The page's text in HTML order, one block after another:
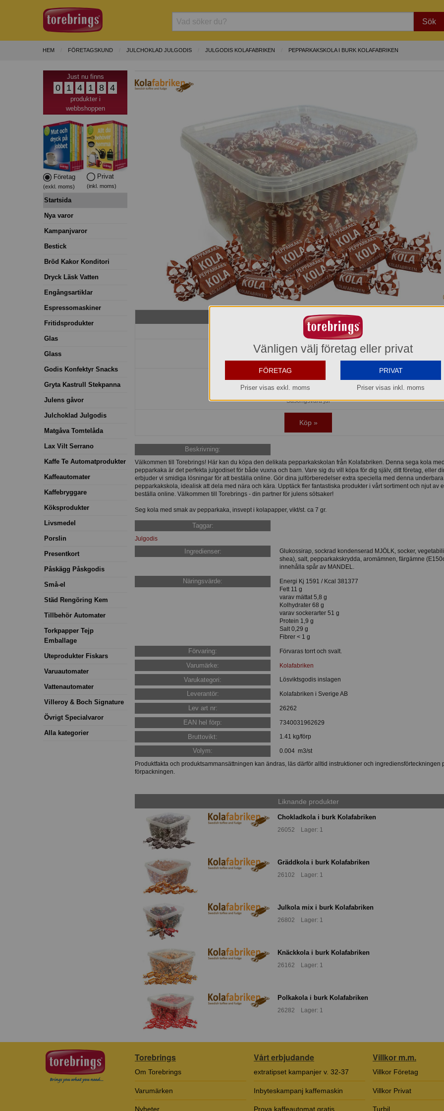
Sök
HEM FÖRETAGSKUND JULCHOKLAD JULGODIS JULGODIS KOLAFABRIKEN PEPPARKAKSKOLA I BURK KOLAFABRIKEN
Just nu finns
0 1 4 1 8 4
produkter i
webbshoppen
Företag
(exkl. moms)
Privat
(inkl. moms)
Startsida
Nya varor
Kampanjvaror
Bestick
Bröd Kakor Konditori
Dryck Läsk Vatten
Engångsartiklar
Espressomaskiner
Fritidsprodukter
Glas
Glass
Godis Konfektyr Snacks
Gryta Kastrull Stekpanna
Julens gåvor
Julchoklad Julgodis
Matgåva Tomtelåda
Lax Vilt Serrano
Kaffe Te Automatprodukter
Kaffeautomater
Kaffebryggare
Köksprodukter
Livsmedel
Porslin
Presentkort
Påskägg Påskgodis
Små-el
Städ Rengöring Kem
Tillbehör Automater
Torkpapper Tejp
Emballage
Uteprodukter Fiskars
Varuautomater
Vattenautomater
Villeroy & Boch Signature
Övrigt Specialvaror
Alla kategorier
Pepparkakskola i burk Kolafabriken
26262
131,00 kr
Hel förpackning =1*1,3 kg
Lager: 1 förp.
Säsongsvara jul
Köp »
Beskrivning:
Välkommen till Torebrings! Här kan du köpa den delikata pepparkakskolan från Kolafabriken. Denna sega kola
pepparkaka är det perfekta julgodiset för både vuxna och barn. Vare sig du vill köpa för dig själv, ditt företag, eller
erbjuder vi smidiga lösningar för att beställa online. Gör dina julförberedelser extra speciella med denna underbara
pepparkakskola, idealisk att dela med nära och kära. Upptäck fler fantastiska produkter i vårt sortiment och njut av
beställa online. Välkommen till Torebrings - din partner för julens sötsaker!
Seg kola med smak av pepparkaka, insvept i kolapapper, vikt/st. ca 7 gr.
Taggar:
Julgodis
Ingredienser:
Glukossirap, sockrad kondenserad MJÖLK, socker,
shea), salt, pepparkakskrydda, aromämnen, färgämne
innehålla spår av MANDEL.
Näringsvärde:
Energi Kj 1591 / Kcal 381377
Fett 11 g
varav mättat 5,8 g
Kolhydrater 68 g
varav sockerarter 51 g
Protein 1,9 g
Salt 0,29 g
Fibrer < 1 g
Förvaring: Förvaras torrt och svalt.
Varumärke: Kolafabriken
Varukategori: Lösviktsgodis inslagen
Leverantör: Kolafabriken i Sverige AB
Lev art nr: 26262
EAN hel förp: 7340031962629
Bruttovikt: 1.41 kg/förp
Volym:
0.004 m3/st
Produktfakta och produktsammansättningen kan ändras, läs därför alltid instruktioner och ingrediensförteckningen
förpackningen.
Liknande produkter
Chokladkola i burk Kolafabriken
26052 Lager: 1
Gräddkola i burk Kolafabriken
26102 Lager: 1
Julkola mix i burk Kolafabriken
26802 Lager: 1
Knäckkola i burk Kolafabriken
26162 Lager: 1
Polkakola i burk Kolafabriken
26282 Lager: 1
Torebrings
Om Torebrings
Varumärken
Nyheter
Vårt erbjudande
extratipset kampanjer v. 32-37
Inbyteskampanj kaffemaskin
Prova kaffeautomat gratis
Villkor m.m.
Villkor Företag
Villkor Privat
Turbil
Vänligen välj företag eller privat
FÖRETAG
Priser visas exkl. moms
PRIVAT
Priser visas inkl. moms